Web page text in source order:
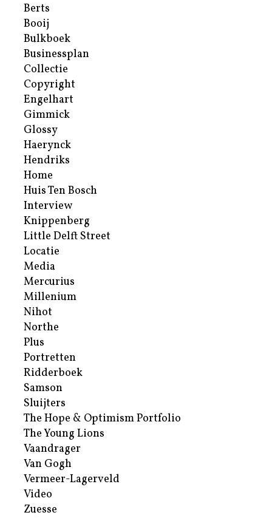
Berts
Booij
Bulkboek
Businessplan
Collectie
Copyright
Engelhart
Gimmick
Glossy
Haerynck
Hendriks
Home
Huis Ten Bosch
Interview
Knippenberg
Little Delft Street
Locatie
Media
Mercurius
Millenium
Nihot
Northe
Plus
Portretten
Ridderboek
Samson
Sluijters
The Hope & Optimism Portfolio
The Young Lions
Vaandrager
Van Gogh
Vermeer-Lagerveld
Video
Zuesse